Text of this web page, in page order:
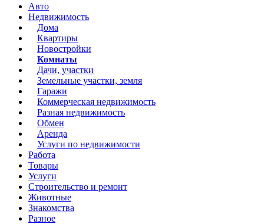
Авто
Недвижимость
Дома
Квартиры
Новостройки
Комнаты
Дачи, участки
Земельные участки, земля
Гаражи
Коммерческая недвижимость
Разная недвижимость
Обмен
Аренда
Услуги по недвижимости
Работа
Товары
Услуги
Строительство и ремонт
Животные
Знакомства
Разное